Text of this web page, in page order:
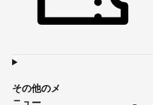
その他のメ